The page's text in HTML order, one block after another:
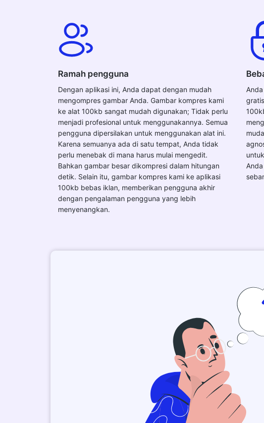
Ramah pengguna
Dengan aplikasi ini, Anda dapat dengan mudah
mengompres gambar Anda. Gambar kompres kami
ke alat 100kb sangat mudah digunakan; Tidak perlu
menjadi profesional untuk menggunakannya. Semua
pengguna dipersilakan untuk menggunakan alat ini.
Karena semuanya ada di satu tempat, Anda tidak
perlu menebak di mana harus mulai mengedit.
Bahkan gambar besar dikompresi dalam hitungan
detik. Selain itu, gambar kompres kami ke aplikasi
100kb bebas iklan, memberikan pengguna akhir
dengan pengalaman pengguna yang lebih
menyenangkan.